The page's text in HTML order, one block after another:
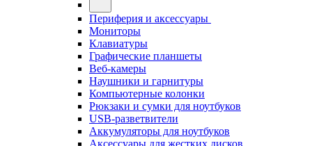
Периферия и аксессуары
Мониторы
Клавиатуры
Графические планшеты
Веб-камеры
Наушники и гарнитуры
Компьютерные колонки
Рюкзаки и сумки для ноутбуков
USB-разветвители
Аккумуляторы для ноутбуков
Аксессуары для жестких дисков